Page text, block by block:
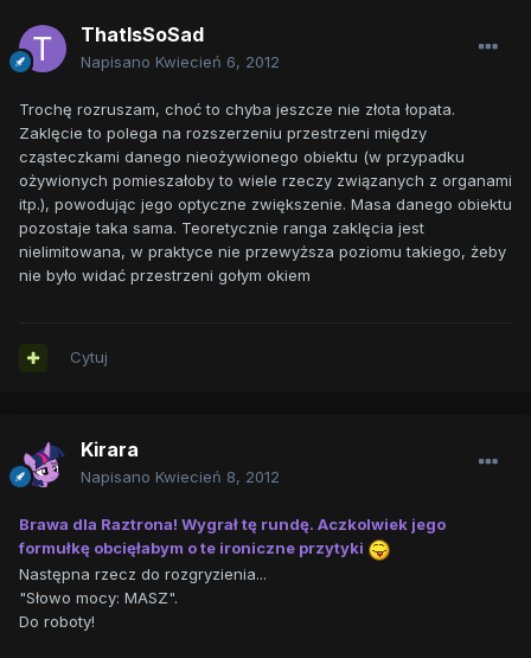
ThatIsSoSad
Napisano Kwiecień 6, 2012
Trochę rozruszam, choć to chyba jeszcze nie złota łopata.
Zaklęcie to polega na rozszerzeniu przestrzeni między
cząsteczkami danego nieożywionego obiektu (w przypadku
ożywionych pomieszałoby to wiele rzeczy związanych z organami
itp.), powodując jego optyczne zwiększenie. Masa danego obiektu
pozostaje taka sama. Teoretycznie ranga zaklęcia jest
nielimitowana, w praktyce nie przewyższa poziomu takiego, żeby
nie było widać przestrzeni gołym okiem
Cytuj
Kirara
Napisano Kwiecień 8, 2012
Brawa dla Raztrona! Wygrał tę rundę. Aczkolwiek jego
formułkę obcięłabym o te ironiczne przytyki
Następna rzecz do rozgryzienia...
"Słowo mocy: MASZ".
Do roboty!